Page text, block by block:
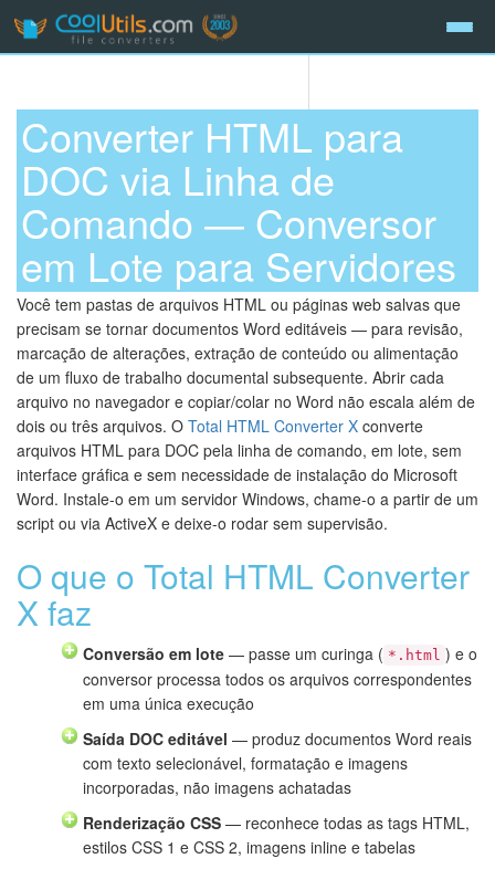
Converter HTML para
DOC via Linha de
Comando — Conversor
em Lote para Servidores
Você tem pastas de arquivos HTML ou páginas web salvas que
precisam se tornar documentos Word editáveis — para revisão,
marcação de alterações, extração de conteúdo ou alimentação
de um fluxo de trabalho documental subsequente. Abrir cada
arquivo no navegador e copiar/colar no Word não escala além de
dois ou três arquivos. O Total HTML Converter X converte
arquivos HTML para DOC pela linha de comando, em lote, sem
interface gráfica e sem necessidade de instalação do Microsoft
Word. Instale-o em um servidor Windows, chame-o a partir de um
script ou via ActiveX e deixe-o rodar sem supervisão.
O que o Total HTML Converter
X faz
Conversão em lote — passe um curinga ( *.html ) e o
conversor processa todos os arquivos correspondentes
em uma única execução
Saída DOC editável — produz documentos Word reais
com texto selecionável, formatação e imagens
incorporadas, não imagens achatadas
Renderização CSS — reconhece todas as tags HTML,
estilos CSS 1 e CSS 2, imagens inline e tabelas